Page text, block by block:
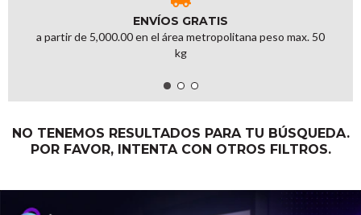
ENVÍOS GRATIS
a partir de 5,000.00 en el área metropolitana peso max. 50
kg
NO TENEMOS RESULTADOS PARA TU BÚSQUEDA.
POR FAVOR, INTENTA CON OTROS FILTROS.